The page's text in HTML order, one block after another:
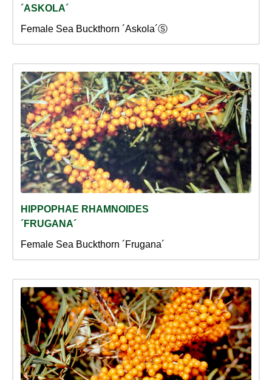
´ASKOLA´
Female Sea Buckthorn ´Askola´Ⓢ
HIPPOPHAE RHAMNOIDES
´FRUGANA´
Female Sea Buckthorn ´Frugana´